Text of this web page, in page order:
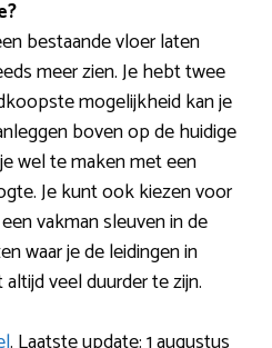
bestaande vloer laten
meer zien. Je hebt twee
mogelijkheid kan je
boven op de huidige
wel te maken met een
Je kunt ook kiezen voor
vakman sleuven in de
waar je de leidingen in
veel duurder te zijn.